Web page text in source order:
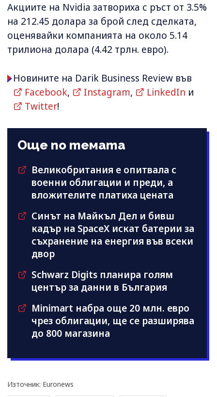
Акциите на Nvidia затвориха с ръст от 3.5%
на 212.45 долара за брой след сделката,
оценявайки компанията на около 5.14
трилиона долара (4.42 трлн. евро).
Новините на Darik Business Review във
Facebook, Instagram, LinkedIn и
Twitter!
Още по темата
Великобритания е опитвала с
военни облигации и преди, а
вложителите платиха цената
Синът на Майкъл Дeл и бивш
кадър на SpaceX искат батерии за
съхранение на енергия във всеки
двор
Schwarz Digits планира голям
център за данни в България
Minimart набра още 20 млн. евро
чрез облигации, ще се разширява
до 800 магазина
Източник: Euronews